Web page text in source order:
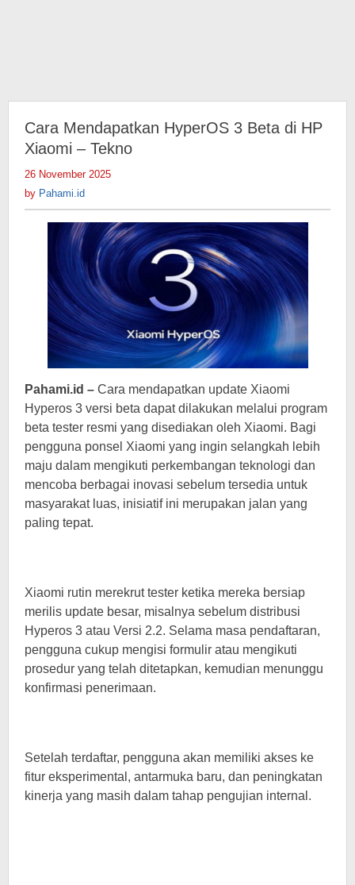
Cara Mendapatkan HyperOS 3 Beta di HP
Xiaomi – Tekno
26 November 2025
by Pahami.id
Pahami.id – Cara mendapatkan update Xiaomi
Hyperos 3 versi beta dapat dilakukan melalui program
beta tester resmi yang disediakan oleh Xiaomi. Bagi
pengguna ponsel Xiaomi yang ingin selangkah lebih
maju dalam mengikuti perkembangan teknologi dan
mencoba berbagai inovasi sebelum tersedia untuk
masyarakat luas, inisiatif ini merupakan jalan yang
paling tepat.
Xiaomi rutin merekrut tester ketika mereka bersiap
merilis update besar, misalnya sebelum distribusi
Hyperos 3 atau Versi 2.2. Selama masa pendaftaran,
pengguna cukup mengisi formulir atau mengikuti
prosedur yang telah ditetapkan, kemudian menunggu
konfirmasi penerimaan.
Setelah terdaftar, pengguna akan memiliki akses ke
fitur eksperimental, antarmuka baru, dan peningkatan
kinerja yang masih dalam tahap pengujian internal.